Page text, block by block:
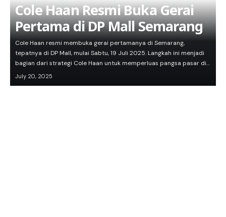
Cole Haan Resmi Buka Gerai
Pertama di DP Mall Semarang
Cole Haan resmi membuka gerai pertamanya di Semarang,
tepatnya di DP Mall, mulai Sabtu, 19 Juli 2025. Langkah ini menjadi
bagian dari strategi Cole Haan untuk memperluas pangsa pasar di…
July 20, 2025